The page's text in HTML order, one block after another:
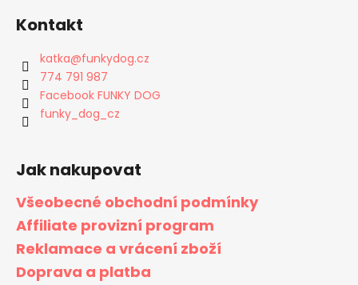
Kontakt
katka@funkydog.cz
774 791 987
Facebook FUNKY DOG
funky_dog_cz
Jak nakupovat
Všeobecné obchodní podmínky
Affiliate provizní program
Reklamace a vrácení zboží
Doprava a platba